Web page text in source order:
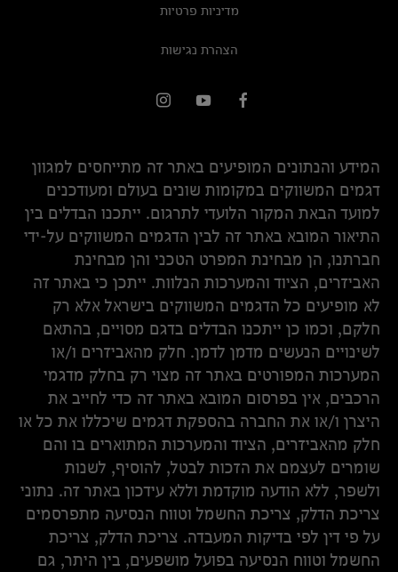
מדיניות פרטיות
הצהרת נגישות
המידע והנתונים המופיעים באתר זה מתייחסים למגוון
דגמים המשווקים במקומות שונים בעולם ומעודכנים
למועד הבאת המקור הלועדי לתרגום. ייתכנו הבדלים בין
התיאור המובא באתר זה לבין הדגמים המשווקים על-ידי
חברתנו, הן מבחינת המפרט הטכני והן מבחינת
האביזרים, הציוד והמערכות הנלוות. ייתכן כי באתר זה
לא מופיעים כל הדגמים המשווקים בישראל אלא רק
חלקם, וכמו כן ייתכנו הבדלים בדגם מסויים, בהתאם
לשינויים הנעשים מדמן לדמן. חלק מהאביזרים ו/או
המערכות המפורטים באתר זה מצוי רק בחלק מדגמי
הרכבים, אין בפרסום המובא באתר זה כדי לחייב את
היצרן ו/או את החברה בהספקת דגמים שיכללו את כל או
חלק מהאביזרים, הציוד והמערכות המתוארים בו והם
שומרים לעצמם את הזכות לבטל, להוסיף, לשנות
ולשפר, ללא הודעה מוקדמת וללא עידכון באתר זה. נתוני
צריכת הדלק, צריכת החשמל וטווח הנסיעה מתפרסמים
על פי דין לפי בדיקות המעבדה. צריכת הדלק, צריכת
החשמל וטווח הנסיעה בפועל מושפעים, בין היתר, גם